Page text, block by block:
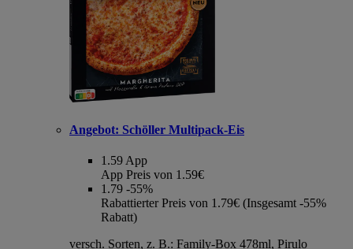
Angebot: Schöller Multipack-Eis
1.59 App
App Preis von 1.59€
1.79 -55%
Rabattierter Preis von 1.79€ (Insgesamt -55%
Rabatt)
versch. Sorten, z. B.: Family-Box 478ml, Pirulo